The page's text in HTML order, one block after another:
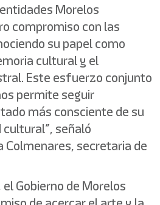
Morelos
compromiso con las
su papel como
cultural y el
Este esfuerzo conjunto
permite seguir
más consciente de su
señaló
secretaria de
Gobierno de Morelos